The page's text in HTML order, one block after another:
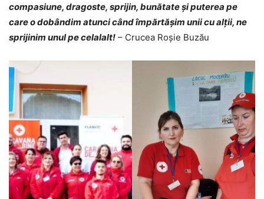
compasiune, dragoste, sprijin, bunătate și puterea pe
care o dobândim atunci când împărtășim unii cu alții, ne
sprijinim unul pe celalalt! – Crucea Roșie Buzău